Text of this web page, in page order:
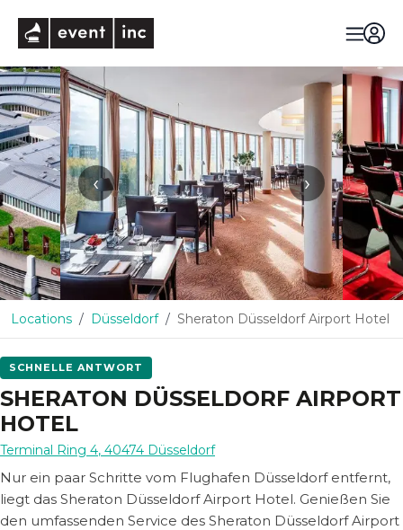
‹ ›
Locations Düsseldorf Sheraton Düsseldorf Airport Hotel
SCHNELLE ANTWORT
SHERATON DÜSSELDORF AIRPORT
HOTEL
Terminal Ring 4, 40474 Düsseldorf
Nur ein paar Schritte vom Flughafen Düsseldorf entfernt,
liegt das Sheraton Düsseldorf Airport Hotel. Genießen Sie
den umfassenden Service des Sheraton Düsseldorf Airport